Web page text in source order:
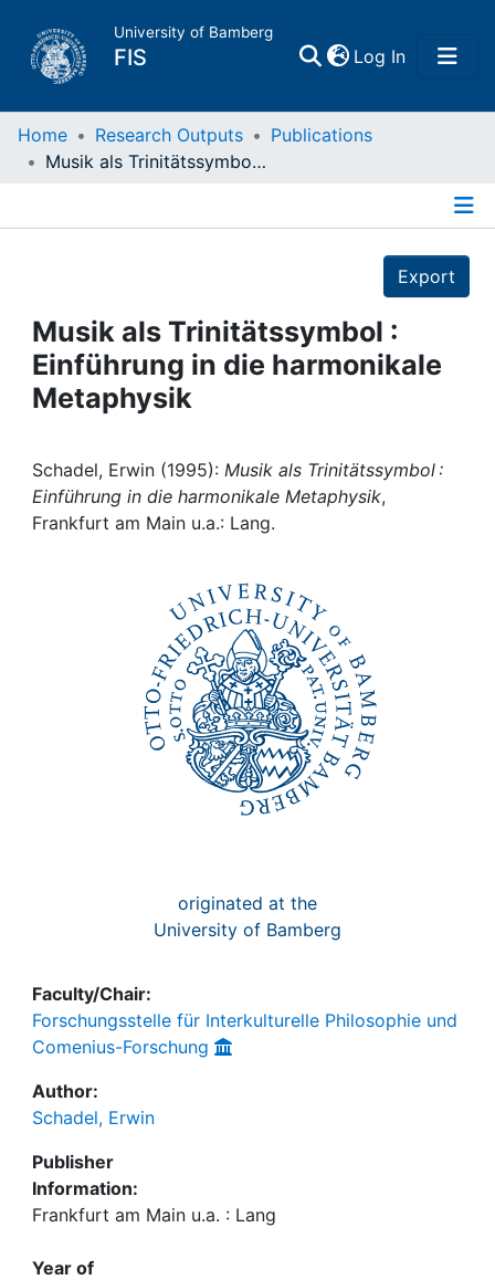
University of Bamberg
FIS Log In(current)
Home
Projects
People
Awards
Home Research Outputs
Publications
Musik als Trinitätssymbol : Einführung in die harmonikale Metaphysik
Export
Musik als Trinitätssymbol :
Einführung in die harmonikale
Metaphysik
Schadel, Erwin (1995): Musik als Trinitätssymbol :
Einführung in die harmonikale Metaphysik,
Frankfurt am Main u.a.: Lang.
originated at the
University of Bamberg
Faculty/Chair:
Forschungsstelle für Interkulturelle Philosophie und
Comenius-Forschung
Author:
Schadel, Erwin
Publisher
Information:
Frankfurt am Main u.a. : Lang
Year of